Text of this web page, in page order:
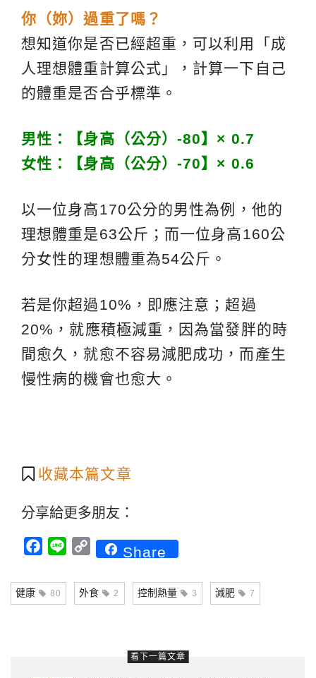
你（妳）過重了嗎？
想知道你是否已經超重，可以利用「成
人理想體重計算公式」，計算一下自己
的體重是否合乎標準。
男性：【身高（公分）-80】× 0.7
女性：【身高（公分）-70】× 0.6
以一位身高170公分的男性為例，他的
理想體重是63公斤；而一位身高160公
分女性的理想體重為54公斤。
若是你超過10%，即應注意；超過
20%，就應積極減重，因為當發胖的時
間愈久，就愈不容易減肥成功，而產生
慢性病的機會也愈大。
收藏本篇文章
分享給更多朋友：
Facebook
Line CopyShare
健康 80 外食 2 控制熱量 3 減肥 7
看下一篇文章